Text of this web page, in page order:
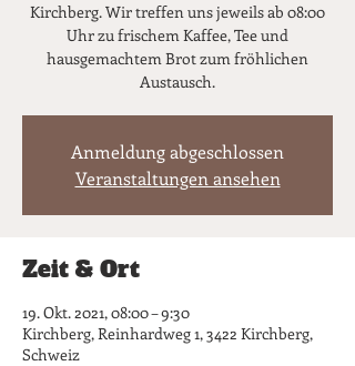
Kirchberg. Wir treffen uns jeweils ab 08:00
Uhr zu frischem Kaffee, Tee und
hausgemachtem Brot zum fröhlichen
Austausch.
Anmeldung abgeschlossen
Veranstaltungen ansehen
Zeit & Ort
19. Okt. 2021, 08:00 – 9:30
Kirchberg, Reinhardweg 1, 3422 Kirchberg,
Schweiz